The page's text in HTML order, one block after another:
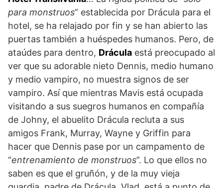
para monstruos” establecida por Drácula para el
hotel, se ha relajado por fin y se han abierto las
puertas también a huéspedes humanos. Pero, de
ataúdes para dentro, Drácula está preocupado al
ver que su adorable nieto Dennis, medio humano
y medio vampiro, no muestra signos de ser
vampiro. Así que mientras Mavis está ocupada
visitando a sus suegros humanos en compañía
de Johny, el abuelito Drácula recluta a sus
amigos Frank, Murray, Wayne y Griffin para
hacer que Dennis pase por un campamento de
“entrenamiento de monstruos”. Lo que ellos no
saben es que el gruñón, y de la muy vieja